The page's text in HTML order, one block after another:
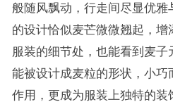
般随风飘动，行走间尽显优雅
的设计恰似麦芒微微翘起，
服装的细节处，也能看到麦
能被设计成麦粒的形状，小巧
作用，更成为服装上独特的